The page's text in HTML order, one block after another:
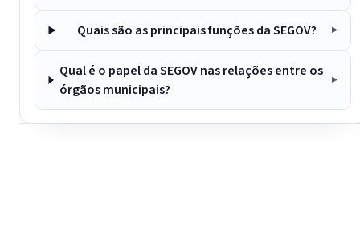
Quais são as principais funções da SEGOV?
Qual é o papel da SEGOV nas relações entre os
órgãos municipais?